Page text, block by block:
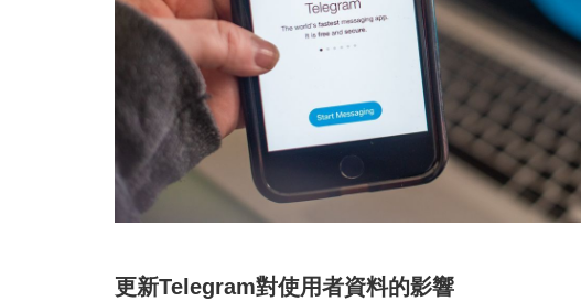
更新Telegram對使用者資料的影響